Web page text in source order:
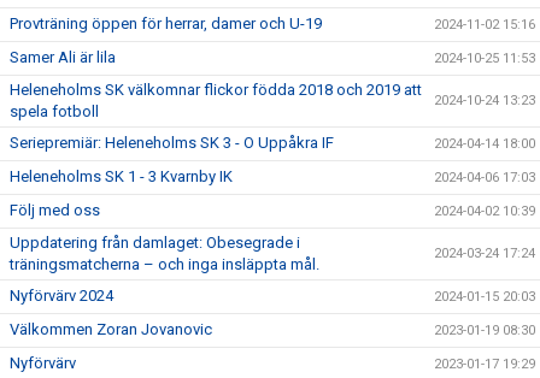
Provträning öppen för herrar, damer och U-19 2024-11-02 15:16
Samer Ali är lila 2024-10-25 11:53
Heleneholms SK välkomnar flickor födda 2018 och 2019 att
spela fotboll
2024-10-24 13:23
Seriepremiär: Heleneholms SK 3 - O Uppåkra IF 2024-04-14 18:00
Heleneholms SK 1 - 3 Kvarnby IK 2024-04-06 17:03
Följ med oss 2024-04-02 10:39
Uppdatering från damlaget: Obesegrade i
träningsmatcherna – och inga insläppta mål.
2024-03-24 17:24
Nyförvärv 2024 2024-01-15 20:03
Välkommen Zoran Jovanovic 2023-01-19 08:30
Nyförvärv 2023-01-17 19:29